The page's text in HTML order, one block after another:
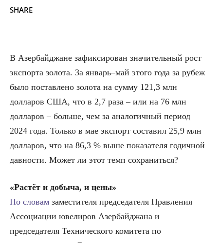
SHARE
В Азербайджане зафиксирован значительный рост
экспорта золота. За январь–май этого года за рубеж
было поставлено золота на сумму 121,3 млн
долларов США, что в 2,7 раза – или на 76 млн
долларов – больше, чем за аналогичный период
2024 года. Только в мае экспорт составил 25,9 млн
долларов, что на 86,3 % выше показателя годичной
давности. Может ли этот темп сохраниться?
«Растёт и добыча, и цены»
По словам заместителя председателя Правления
Ассоциации ювелиров Азербайджана и
председателя Технического комитета по